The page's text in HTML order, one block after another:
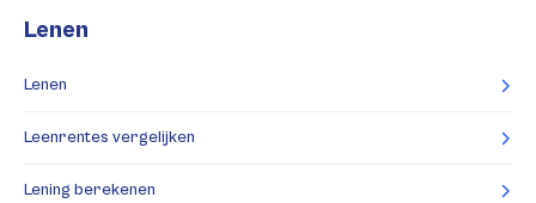
Lenen
Lenen
Leenrentes vergelijken
Lening berekenen